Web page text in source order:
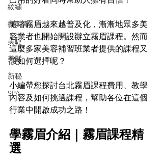
紋繡
微刺青
美睫
美髮
新秘
SPA
隨著霧眉越來越普及化，漸漸地眾多美
容業者也開始開設辦立霧眉課程。然而
這麼多家美容補習班業者提供的課程又
該如何選擇呢？
小編帶您探討台北霧眉課程費用、教學
內容及如何挑選課程，幫助各位在這個
行業中開啟成功之路！
學霧眉介紹｜霧眉課程精
選